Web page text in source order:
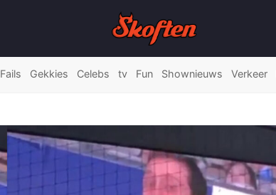
Fails Gekkies Celebs tv Fun Shownieuws Verkeer